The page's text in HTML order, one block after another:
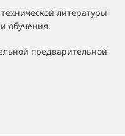
литературы
обучения.
предварительной